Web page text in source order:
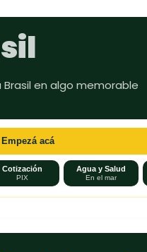
en algo memorable
acá
Cotización
PIX
Agua y Salud
En el mar